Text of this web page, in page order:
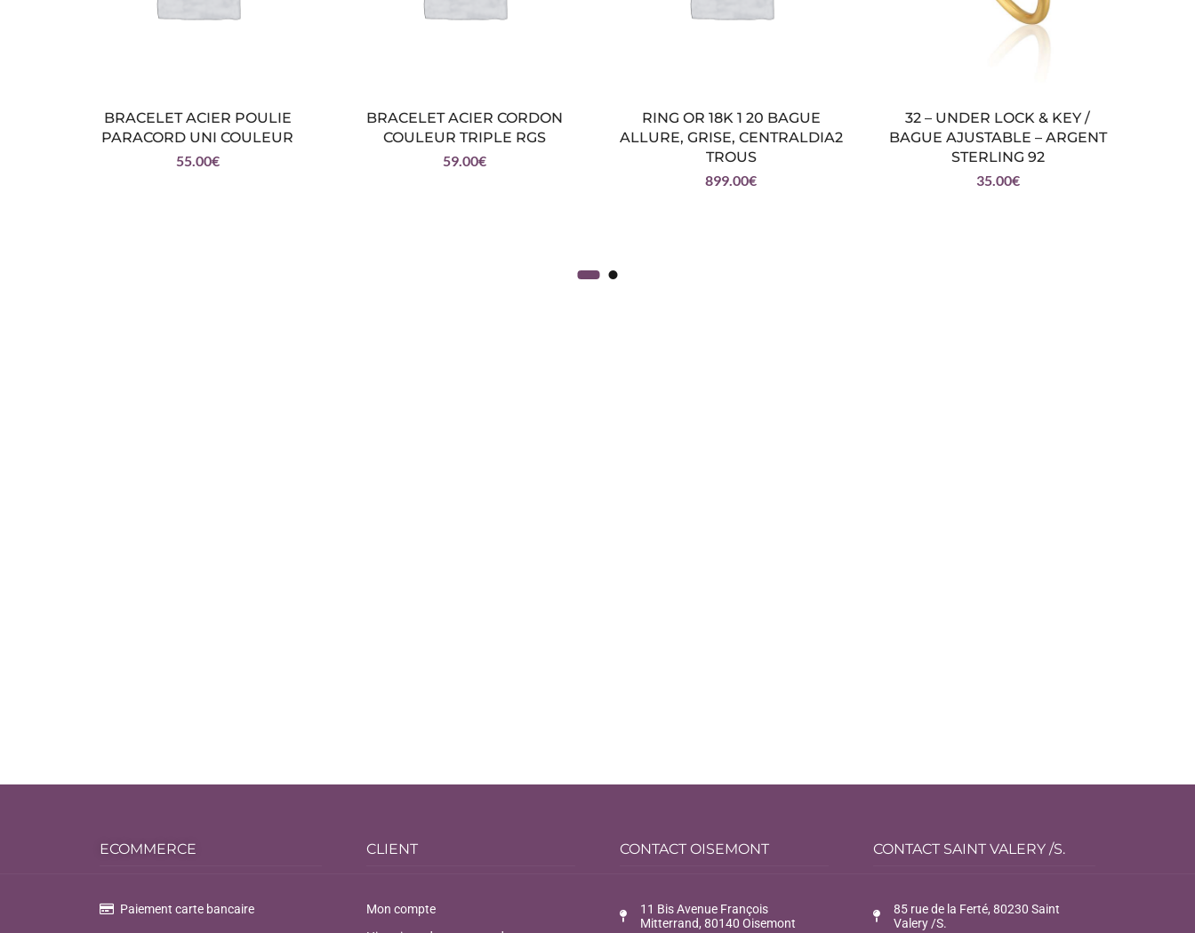
BRACELET ACIER POULIE
PARACORD UNI COULEUR
55.00€
BRACELET ACIER CORDON
COULEUR TRIPLE RGS
59.00€
RING OR 18K 1 20 BAGUE
ALLURE, GRISE, CENTRALDIA2
TROUS
899.00€
32 – UNDER LOCK & KEY /
BAGUE AJUSTABLE – ARGENT
STERLING 92
35.00€
ECOMMERCE
Paiement carte bancaire
CLIENT
Mon compte
CONTACT OISEMONT
11 Bis Avenue François
Mitterrand, 80140 Oisemont
CONTACT SAINT VALERY /S.
85 rue de la Ferté, 80230 Saint
Valery /S.